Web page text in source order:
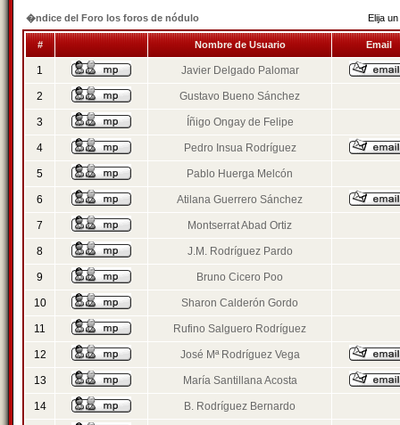
�ndice del Foro los foros de nódulo Elija
# Nombre de Usuario Email
1 Javier Delgado Palomar
2 Gustavo Bueno Sánchez
3 Íñigo Ongay de Felipe
4 Pedro Insua Rodríguez
5 Pablo Huerga Melcón
6 Atilana Guerrero Sánchez
7 Montserrat Abad Ortiz
8 J.M. Rodríguez Pardo
9 Bruno Cicero Poo
10 Sharon Calderón Gordo
11 Rufino Salguero Rodríguez
12 José Mª Rodríguez Vega
13 María Santillana Acosta
14 B. Rodríguez Bernardo